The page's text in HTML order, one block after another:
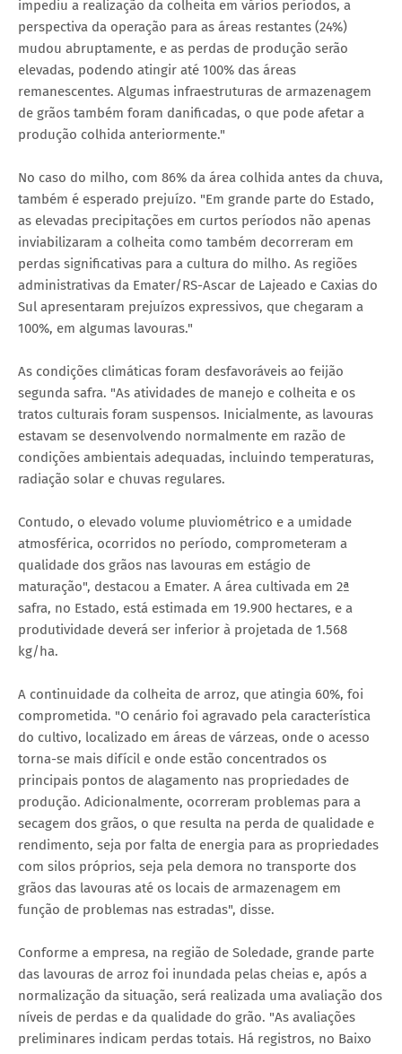
impediu a realização da colheita em vários períodos, a
perspectiva da operação para as áreas restantes (24%)
mudou abruptamente, e as perdas de produção serão
elevadas, podendo atingir até 100% das áreas
remanescentes. Algumas infraestruturas de armazenagem
de grãos também foram danificadas, o que pode afetar a
produção colhida anteriormente."
No caso do milho, com 86% da área colhida antes da chuva,
também é esperado prejuízo. "Em grande parte do Estado,
as elevadas precipitações em curtos períodos não apenas
inviabilizaram a colheita como também decorreram em
perdas significativas para a cultura do milho. As regiões
administrativas da Emater/RS-Ascar de Lajeado e Caxias do
Sul apresentaram prejuízos expressivos, que chegaram a
100%, em algumas lavouras."
As condições climáticas foram desfavoráveis ao feijão
segunda safra. "As atividades de manejo e colheita e os
tratos culturais foram suspensos. Inicialmente, as lavouras
estavam se desenvolvendo normalmente em razão de
condições ambientais adequadas, incluindo temperaturas,
radiação solar e chuvas regulares.
Contudo, o elevado volume pluviométrico e a umidade
atmosférica, ocorridos no período, comprometeram a
qualidade dos grãos nas lavouras em estágio de
maturação", destacou a Emater. A área cultivada em 2ª
safra, no Estado, está estimada em 19.900 hectares, e a
produtividade deverá ser inferior à projetada de 1.568
kg/ha.
A continuidade da colheita de arroz, que atingia 60%, foi
comprometida. "O cenário foi agravado pela característica
do cultivo, localizado em áreas de várzeas, onde o acesso
torna-se mais difícil e onde estão concentrados os
principais pontos de alagamento nas propriedades de
produção. Adicionalmente, ocorreram problemas para a
secagem dos grãos, o que resulta na perda de qualidade e
rendimento, seja por falta de energia para as propriedades
com silos próprios, seja pela demora no transporte dos
grãos das lavouras até os locais de armazenagem em
função de problemas nas estradas", disse.
Conforme a empresa, na região de Soledade, grande parte
das lavouras de arroz foi inundada pelas cheias e, após a
normalização da situação, será realizada uma avaliação dos
níveis de perdas e da qualidade do grão. "As avaliações
preliminares indicam perdas totais. Há registros, no Baixo